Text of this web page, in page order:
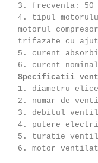
3. frecventa: 50
4. tipul
motorul
trifazate cu
5. curent
6. curent
Specificatii
1. diametru
2. numar de
3. debitul
4. putere
5. turatie
6. motor